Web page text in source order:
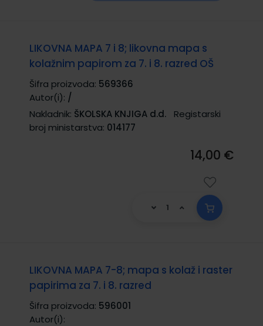
LIKOVNA MAPA 7 i 8; likovna mapa s
kolažnim papirom za 7. i 8. razred OŠ
Šifra proizvoda: 569366
Autor(i): /
Nakladnik: ŠKOLSKA KNJIGA d.d.
Registarski
broj ministarstva: 014177
14,00 €
LIKOVNA MAPA 7-8; mapa s kolaž i raster
papirima za 7. i 8. razred
Šifra proizvoda: 596001
Autor(i):